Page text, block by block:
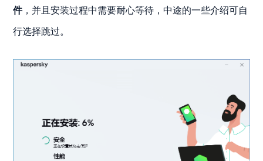
件，并且安装过程中需要耐心等待，中途的一些介绍可自
行选择跳过。